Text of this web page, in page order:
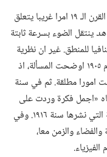
على سبيل المثال،‏ لاحظ الفيزيائيون في اواخر القرن الـ‍ ١٩ امرا غريبا يتعلق
ينتقل الضوء بسرعة ثابتة
للمنطق.‏ غير ان نظرية
النسبية الخاصة التي قدَّمها ألبرت آينشتاين عام ١٩٠٥ اوضحت المسألة،‏ اذ
امورا مطلقة.‏ ثم في سنة
«اجمل فكرة وردت على
بالي»،‏ بدأ هذا العالِم يطوِّر نظرية النسبية العامة التي نشرها سنة ١٩١٦.‏ وفي
والزمن معا،‏